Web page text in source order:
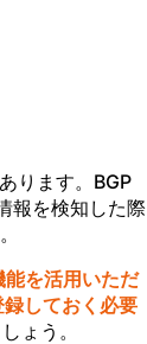
ります。BGP
報を検知した際
を活用いただ
しておく必要
ょう。